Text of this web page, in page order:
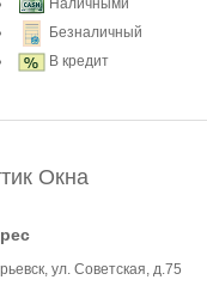
Наличными
Безналичный
В кредит
Окна
ул. Советская, д.75